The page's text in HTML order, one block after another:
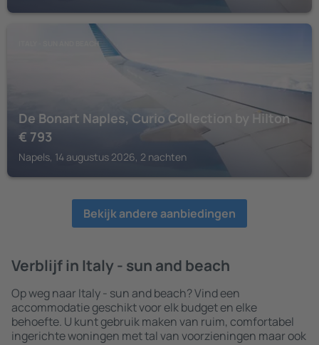
ITALY - SUN AND BEACH
De Bonart Naples, Curio Collection by Hilton
€ 793
Napels, 14 augustus 2026, 2 nachten
Bekijk andere aanbiedingen
Verblijf in Italy - sun and beach
Op weg naar Italy - sun and beach? Vind een
accommodatie geschikt voor elk budget en elke
behoefte. U kunt gebruik maken van ruim, comfortabel
ingerichte woningen met tal van voorzieningen maar ook